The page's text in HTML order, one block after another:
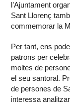
l’Ajuntament
Sant Llorenç
commemorar la
Per tant, ens
patrons per
moltes de
el seu santoral.
de persones de
interessa